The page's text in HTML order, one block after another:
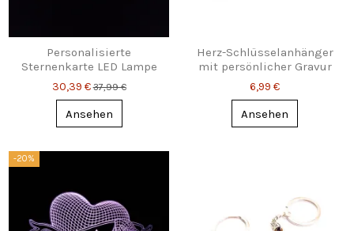
Personalisierte
Sternenkarte LED Lampe
mit Datum, Ort &
Wunschtext
30,39 €37,99 €
Ansehen
Herz-Schlüsselanhänger
mit persönlicher Gravur
6,99 €
Ansehen
-20%